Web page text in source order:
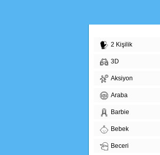
2 Kişilik
3D
Aksiyon
Araba
Barbie
Bebek
Beceri